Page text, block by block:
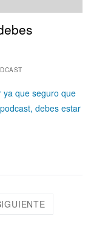
ya que seguro que
debes estar